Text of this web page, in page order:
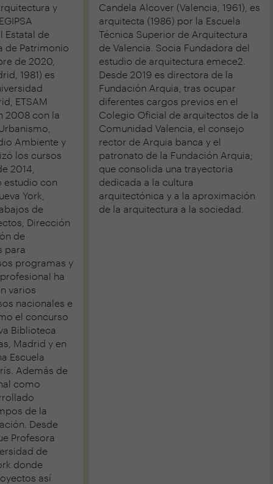
y
Estatal de
de Patrimonio
de 2020,
1981) es
ETSAM
2008 con la
Ambiente y
los cursos
2014,
estudio con
York,
de
Dirección
de
para
programas y
ha
varios
nacionales e
el concurso
Biblioteca
Madrid y en
Escuela
Además de
como
de la
Desde
Profesora
de
donde
así
Candela Alcover (Valencia, 1961), es
arquitecta (1986) por la Escuela
Técnica Superior de Arquitectura
de Valencia. Socia Fundadora del
estudio de arquitectura emece2.
Desde 2019 es directora de la
Fundación Arquia, tras ocupar
diferentes cargos previos en el
Colegio Oficial de arquitectos de la
Comunidad Valencia, el consejo
rector de Arquia banca y el
patronato de la Fundación Arquia;
que consolida una trayectoria
dedicada a la cultura
arquitectónica y a la aproximación
de la arquitectura a la sociedad.